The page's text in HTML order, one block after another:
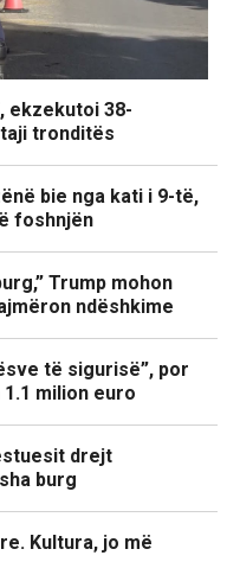
ekzekutoi 38-
tronditës
bie nga kati i 9-të,
foshnjën
Trump mohon
ndëshkime
të sigurisë”, por
milion euro
drejt
burg
Kultura, jo më